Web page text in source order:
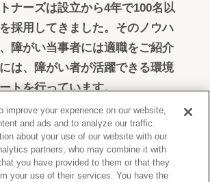
ナーズは設立から4年で100名以
採用してきました。そのノウハ
障がい当事者には適職をご紹介
は、障がい者が活躍できる環境
トを行っています。
思いもよらぬ能力を発揮し、成
を私たちは目の当たりにしてき
の求人と出会い、働くことで輝
なにものにも替えがたいもので
improve your experience on our website,
and ads and to analyze our traffic.
about your use of our website with our
partners, who may combine it with
you have provided to them or that they
your use of their services. You have the